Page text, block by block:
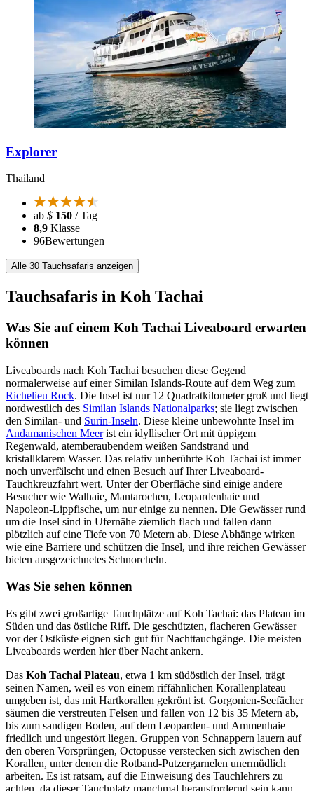
Explorer
Thailand
ab $ 150 / Tag
8,9 Klasse
96Bewertungen
Alle 30 Tauchsafaris anzeigen
Tauchsafaris in Koh Tachai
Was Sie auf einem Koh Tachai Liveaboard erwarten
können
Liveaboards nach Koh Tachai besuchen diese Gegend
normalerweise auf einer Similan Islands-Route auf dem Weg zum
Richelieu Rock. Die Insel ist nur 12 Quadratkilometer groß und liegt
nordwestlich des Similan Islands Nationalparks; sie liegt zwischen
den Similan- und Surin-Inseln. Diese kleine unbewohnte Insel im
Andamanischen Meerist ein idyllischer Ort mit üppigem
Regenwald, atemberaubendem weißen Sandstrand und
kristallklarem Wasser. Das relativ unberührte Koh Tachai ist immer
noch unverfälscht und einen Besuch auf Ihrer Liveaboard-
Tauchkreuzfahrt wert. Unter der Oberfläche sind einige andere
Besucher wie Walhaie, Mantarochen, Leopardenhaie und
Napoleon-Lippfische, um nur einige zu nennen. Die Gewässer rund
um die Insel sind in Ufernähe ziemlich flach und fallen dann
plötzlich auf eine Tiefe von 70 Metern ab. Diese Abhänge wirken
wie eine Barriere und schützen die Insel, und ihre reichen Gewässer
bieten ausgezeichnetes Schnorcheln.
Was Sie sehen können
Es gibt zwei großartige Tauchplätze auf Koh Tachai: das Plateau im
Süden und das östliche Riff. Die geschützten, flacheren Gewässer
vor der Ostküste eignen sich gut für Nachttauchgänge. Die meisten
Liveaboards werden hier über Nacht ankern.
Das Koh Tachai Plateau, etwa 1 km südöstlich der Insel, trägt
seinen Namen, weil es von einem riffähnlichen Korallenplateau
umgeben ist, das mit Hartkorallen gekrönt ist. Gorgonien-Seefächer
säumen die verstreuten Felsen und fallen von 12 bis 35 Metern ab,
bis zum sandigen Boden, auf dem Leoparden- und Ammenhaie
friedlich und ungestört liegen. Gruppen von Schnappern lauern auf
den oberen Vorsprüngen, Octopusse verstecken sich zwischen den
Korallen, unter denen die Rotband-Putzergarnelen unermüdlich
arbeiten. Es ist ratsam, auf die Einweisung des Tauchlehrers zu